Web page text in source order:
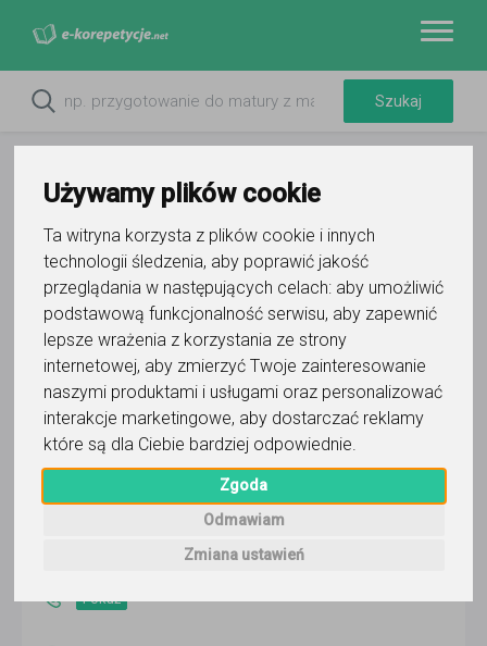
Używamy plików cookie
Ta witryna korzysta z plików cookie i innych
technologii śledzenia, aby poprawić jakość
przeglądania w następujących celach: aby umożliwić
podstawową funkcjonalność serwisu, aby zapewnić
lepsze wrażenia z korzystania ze strony
internetowej, aby zmierzyć Twoje zainteresowanie
naszymi produktami i usługami oraz personalizować
interakcje marketingowe, aby dostarczać reklamy
które są dla Ciebie bardziej odpowiednie.
Zgoda
Odmawiam
Zmiana ustawień
Do ulubionych
Oznacz wystąpienie kontaktu
Grzegorz
Wyślij wiadomość
Pokaż